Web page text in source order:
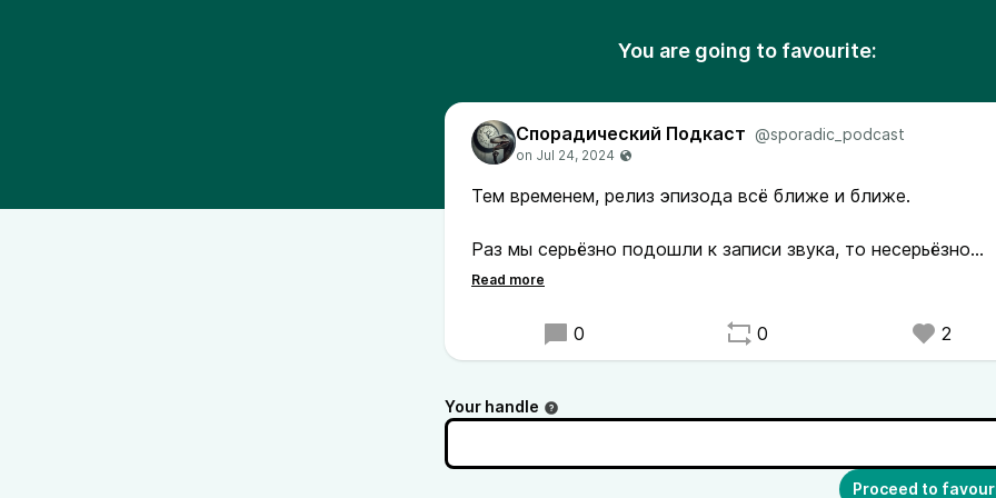
You are going to favourite:
Спорадический Подкаст @sporadic_podcast
Тем временем, релиз эпизода всё ближе и ближе.
Раз мы серьёзно подошли к записи звука, то несерьёзно
подходить к дистрибуции было бы странно.
Поэтому таймкоды тоже были подготовлены.
сериала пришлось её удалить. С этого момента таймкоды
Впрочем, я надеюсь, что ютуб не будет основным местом
0 0 2
Your handle
Proceed to